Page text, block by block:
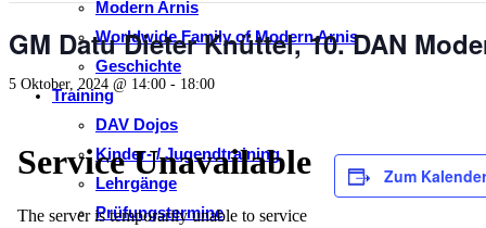
Modern Arnis
Worldwide Family of Modern Arnis
Geschichte
Training
DAV Dojos
Kinder- / Jugendtraining
Lehrgänge
Prüfungstermine
GM Datu Dieter Knüttel, 10. DAN
5 Oktober, 2024 @ 14:00 - 18:00
Zum